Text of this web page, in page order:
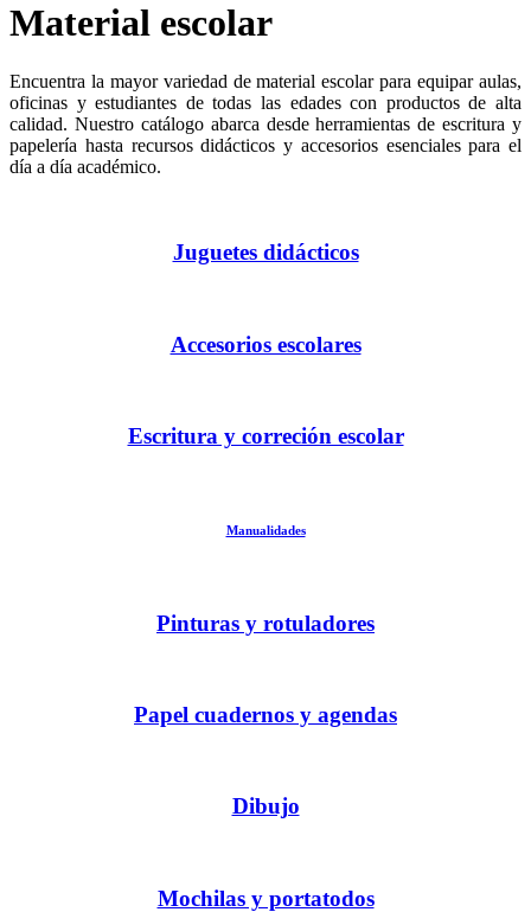
Material escolar
Encuentra la mayor variedad de material escolar para equipar aulas,
oficinas y estudiantes de todas las edades con productos de alta
calidad. Nuestro catálogo abarca desde herramientas de escritura y
papelería hasta recursos didácticos y accesorios esenciales para el
día a día académico.
Juguetes didácticos
Accesorios escolares
Escritura y correción escolar
Manualidade​s
Pinturas y rotuladores
Papel cuadernos y agendas
Dibujo
Mochilas y portatodos